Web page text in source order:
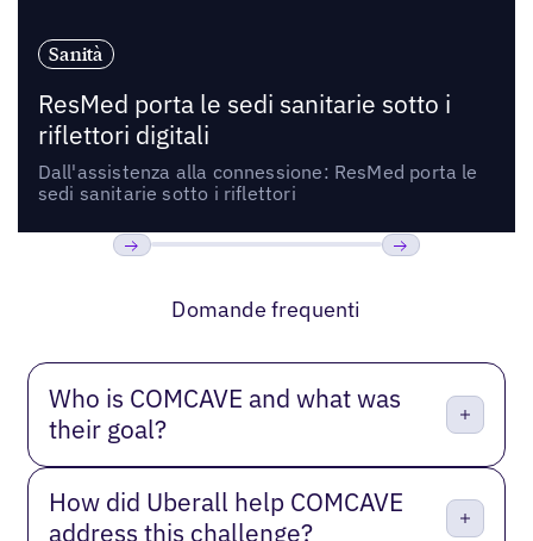
Sanità
ResMed porta le sedi sanitarie sotto i
riflettori digitali
Dall'assistenza alla connessione: ResMed porta le
sedi sanitarie sotto i riflettori
Domande frequenti
Who is COMCAVE and what was
their goal?
How did Uberall help COMCAVE
address this challenge?